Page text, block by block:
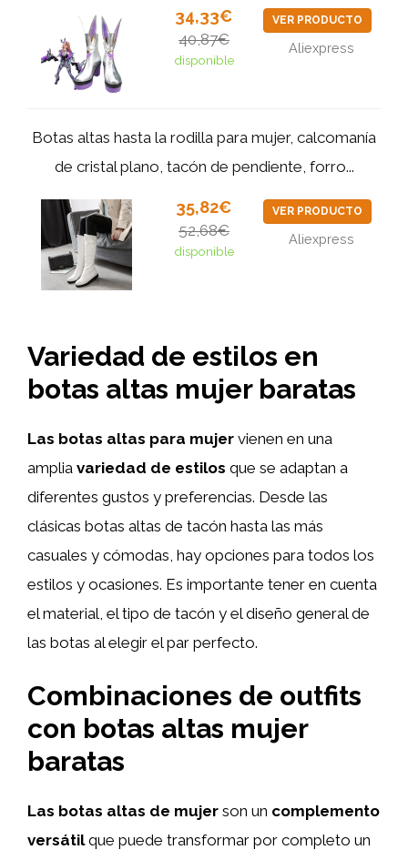
34,33€
40,87€
disponible
VER PRODUCTO
Aliexpress
Botas altas hasta la rodilla para mujer, calcomanía
de cristal plano, tacón de pendiente, forro...
35,82€
52,68€
disponible
VER PRODUCTO
Aliexpress
Variedad de estilos en
botas altas mujer baratas
Las botas altas para mujer vienen en una
amplia variedad de estilos que se adaptan a
diferentes gustos y preferencias. Desde las
clásicas botas altas de tacón hasta las más
casuales y cómodas, hay opciones para todos los
estilos y ocasiones. Es importante tener en cuenta
el material, el tipo de tacón y el diseño general de
las botas al elegir el par perfecto.
Combinaciones de outfits
con botas altas mujer
baratas
Las botas altas de mujer son un complemento
versátilque puede transformar por completo un